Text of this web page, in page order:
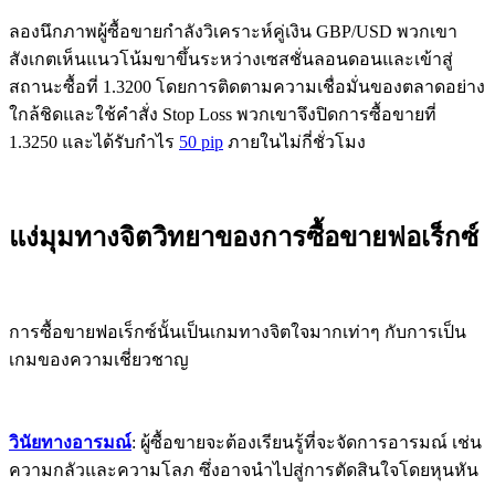
ลองนึกภาพผู้ซื้อขายกำลังวิเคราะห์คู่เงิน GBP/USD พวกเขา
สังเกตเห็นแนวโน้มขาขึ้นระหว่างเซสชั่นลอนดอนและเข้าสู่
สถานะซื้อที่ 1.3200 โดยการติดตามความเชื่อมั่นของตลาดอย่าง
ใกล้ชิดและใช้คำสั่ง Stop Loss พวกเขาจึงปิดการซื้อขายที่
1.3250 และได้รับกำไร 50 pip ภายในไม่กี่ชั่วโมง
แง่มุมทางจิตวิทยาของการซื้อขายฟอเร็กซ์
การซื้อขายฟอเร็กซ์นั้นเป็นเกมทางจิตใจมากเท่าๆ กับการเป็น
เกมของความเชี่ยวชาญ
วินัยทางอารมณ์: ผู้ซื้อขายจะต้องเรียนรู้ที่จะจัดการอารมณ์ เช่น
ความกลัวและความโลภ ซึ่งอาจนำไปสู่การตัดสินใจโดยหุนหัน